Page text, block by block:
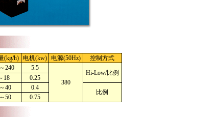
(kg/h) 电机(kw) 电源(50Hz)
控制方式
240 5.5
380
Hi-Low/比例
18
0.25
40 0.4
比例
50 0.75